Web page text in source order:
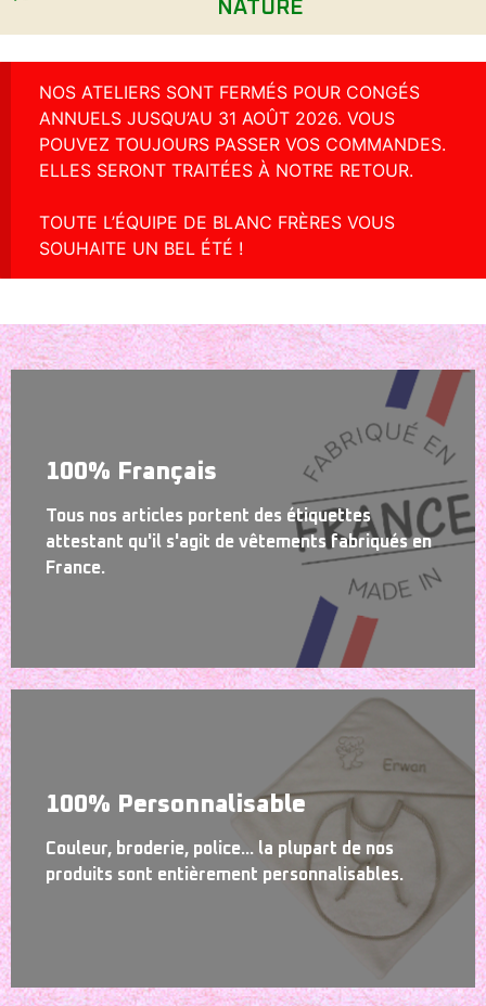
NATURE
NOS ATELIERS SONT FERMÉS POUR CONGÉS
ANNUELS JUSQU’AU 31 AOÛT 2026. VOUS
POUVEZ TOUJOURS PASSER VOS COMMANDES.
ELLES SERONT TRAITÉES À NOTRE RETOUR.
TOUTE L’ÉQUIPE DE BLANC FRÈRES VOUS
SOUHAITE UN BEL ÉTÉ !
100% Français
Tous nos articles portent des étiquettes
attestant qu'il s'agit de vêtements fabriqués en
France.
100% Personnalisable
Couleur, broderie, police... la plupart de nos
produits sont entièrement personnalisables.